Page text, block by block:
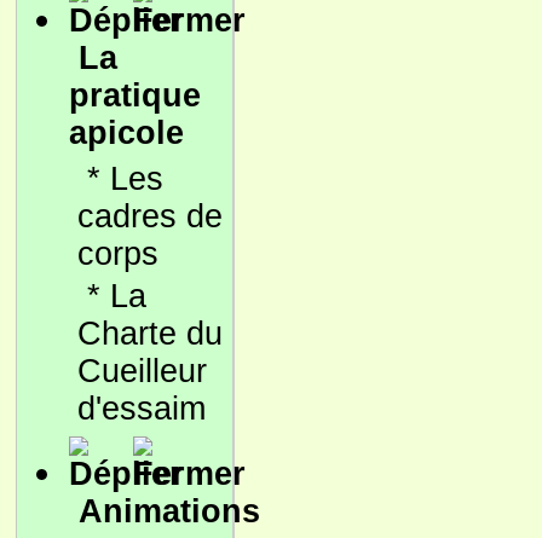
La
pratique
apicole
* Les
cadres de
corps
* La
Charte du
Cueilleur
d'essaim
Animations